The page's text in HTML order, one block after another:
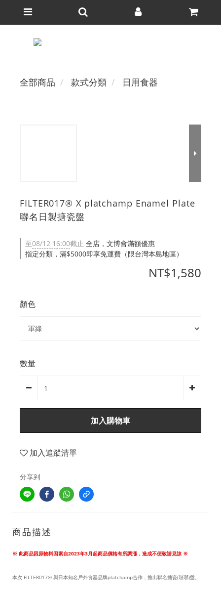
全部商品 款式分類 日用食器
FILTER017® X platchamp Enamel Plate
聯名日製搪瓷盤
至08/12 16:00截止 全店，文博會滿額優惠
指定分類，滿$5000即享免運費（限台灣本島地區）
NT$1,580
顏色
數量
加入購物車
加入追蹤清單
分享到
商品描述
※ 此商品因原物料因素自2023年3月起商品價格有所調漲，造成不便敬請見諒 ※
本次 FILTER017® 與日本知名戶外食器品牌platchamp合作，推出聯名搪瓷(琺瑯)盤。